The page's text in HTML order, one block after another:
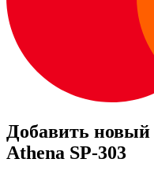
Добавить
Athena SP-303